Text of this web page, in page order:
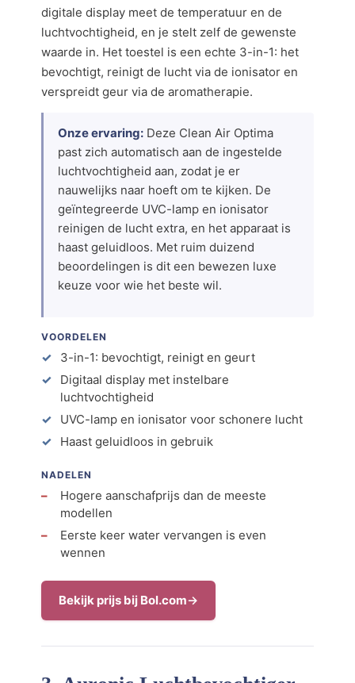
digitale display meet de temperatuur en de
luchtvochtigheid, en je stelt zelf de gewenste
waarde in. Het toestel is een echte 3-in-1: het
bevochtigt, reinigt de lucht via de ionisator en
verspreidt geur via de aromatherapie.
Onze ervaring: Deze Clean Air Optima
past zich automatisch aan de ingestelde
luchtvochtigheid aan, zodat je er
nauwelijks naar hoeft om te kijken. De
geïntegreerde UVC-lamp en ionisator
reinigen de lucht extra, en het apparaat is
haast geluidloos. Met ruim duizend
beoordelingen is dit een bewezen luxe
keuze voor wie het beste wil.
VOORDELEN
3-in-1: bevochtigt, reinigt en geurt
Digitaal display met instelbare
luchtvochtigheid
UVC-lamp en ionisator voor schonere lucht
Haast geluidloos in gebruik
NADELEN
Hogere aanschafprijs dan de meeste
modellen
Eerste keer water vervangen is even
wennen
Bekijk prijs bij Bol.com